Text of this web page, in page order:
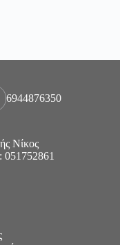
6944876350
Νίκος